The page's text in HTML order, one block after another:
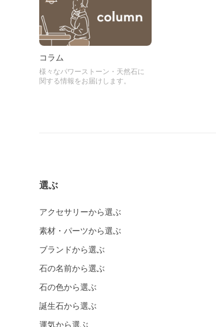
コラム
様々なパワーストーン・天然石に
関する情報をお届けします。
選ぶ
アクセサリーから選ぶ
素材・パーツから選ぶ
ブランドから選ぶ
石の名前から選ぶ
石の色から選ぶ
誕生石から選ぶ
運気から選ぶ